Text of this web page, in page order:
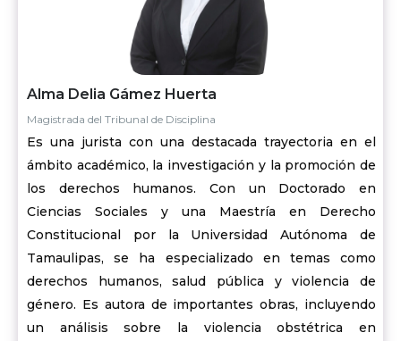
Alma Delia Gámez Huerta
Magistrada del Tribunal de Disciplina
Es una jurista con una destacada trayectoria en el
ámbito académico, la investigación y la promoción de
los derechos humanos. Con un Doctorado en
Ciencias Sociales y una Maestría en Derecho
Constitucional por la Universidad Autónoma de
Tamaulipas, se ha especializado en temas como
derechos humanos, salud pública y violencia de
género. Es autora de importantes obras, incluyendo
un análisis sobre la violencia obstétrica en